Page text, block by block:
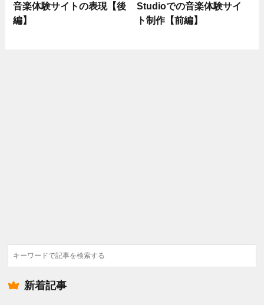
音楽体験サイトの表現【後
編】
Studioでの音楽体験サイ
ト制作【前編】
検
索
新着記事